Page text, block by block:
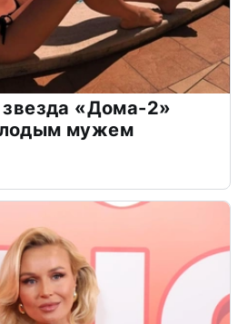
«Дома-2»
мужем